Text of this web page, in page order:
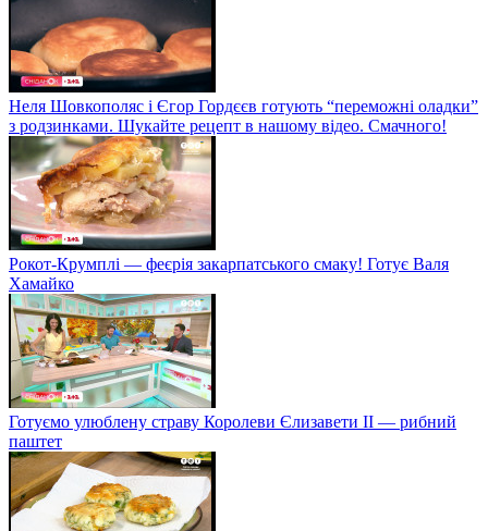
Неля Шовкополяс і Єгор Гордєєв готують “переможні оладки”
з родзинками. Шукайте рецепт в нашому відео. Смачного!
Рокот-Крумплі — феєрія закарпатського смаку! Готує Валя
Хамайко
Готуємо улюблену страву Королеви Єлизавети II — рибний
паштет